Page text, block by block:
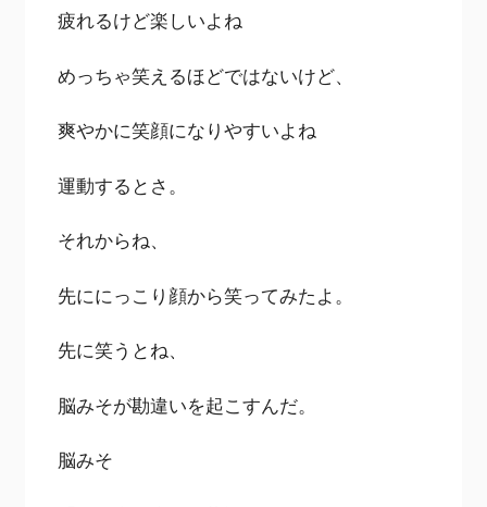
疲れるけど楽しいよね
めっちゃ笑えるほどではないけど、
爽やかに笑顔になりやすいよね
運動するとさ。
それからね、
先ににっこり顔から笑ってみたよ。
先に笑うとね、
脳みそが勘違いを起こすんだ。
脳みそ